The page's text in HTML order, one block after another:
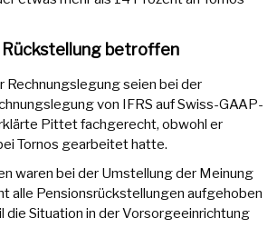
betroffen
Rechnungslegung seien bei der
von IFRS auf Swiss-GAAP-
Pittet fachgerecht, obwohl er
Tornos gearbeitet hatte.
waren bei der Umstellung der Meinung
alle Pensionsrückstellungen aufgehoben
die Situation in der Vorsorgeeinrichtung